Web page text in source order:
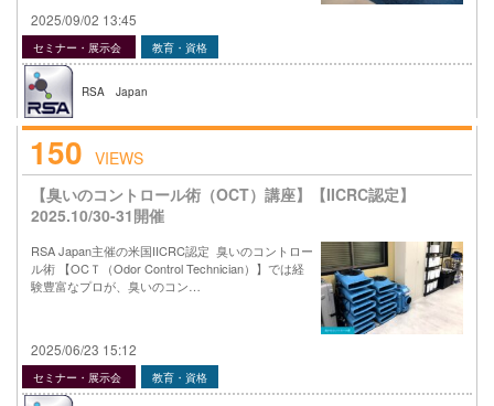
2025/09/02 13:45
セミナー・展示会 教育・資格
RSA Japan
150 VIEWS
【臭いのコントロール術（OCT）講座】【IICRC認定】
2025.10/30-31開催
RSA Japan主催の米国IICRC認定 臭いのコントロー
ル術 【OCＴ（Odor Control Technician）】では経
験豊富なプロが、臭いのコン…
2025/06/23 15:12
セミナー・展示会 教育・資格